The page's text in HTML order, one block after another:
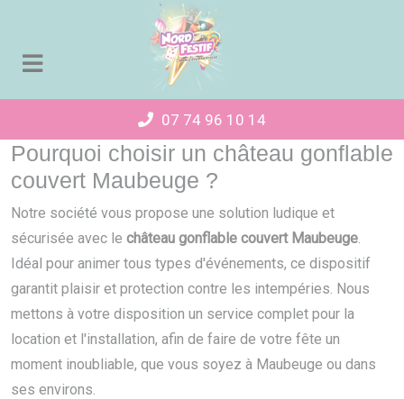
07 74 96 10 14
Pourquoi choisir un château gonflable
couvert Maubeuge ?
Notre société vous propose une solution ludique et
sécurisée avec le château gonflable couvert Maubeuge.
Idéal pour animer tous types d'événements, ce dispositif
garantit plaisir et protection contre les intempéries. Nous
mettons à votre disposition un service complet pour la
location et l'installation, afin de faire de votre fête un
moment inoubliable, que vous soyez à Maubeuge ou dans
ses environs.
Panneau de gestion des cookies